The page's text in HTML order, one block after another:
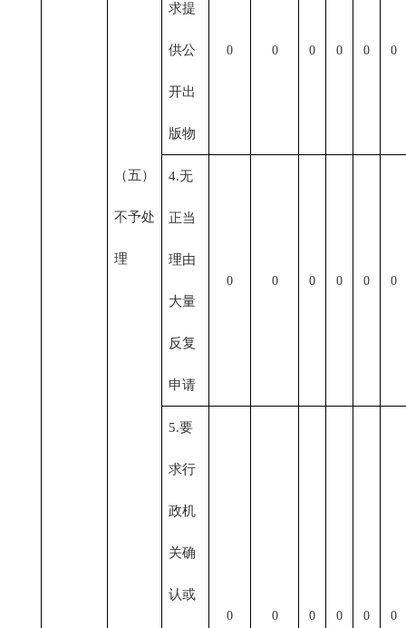
（五）
不予处
理
求提
供公
开出
版物
0 0 0 0 0 0
4.无
正当
理由
大量
反复
申请
0 0 0 0 0 0
5.要
求行
政机
关确
认或
0 0 0 0 0 0